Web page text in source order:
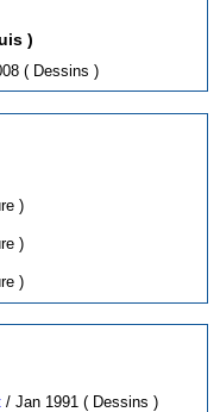
)
/ Nov 2008 ( Dessins )
)
)
)
/ Jan 1991 ( Dessins )